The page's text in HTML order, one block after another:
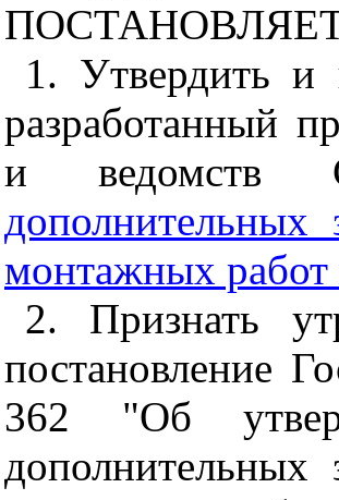
1. Утвердить и
разработанный
и
дополнительных
монтажных
2. Признать
постановление
362 "Об
дополнительных